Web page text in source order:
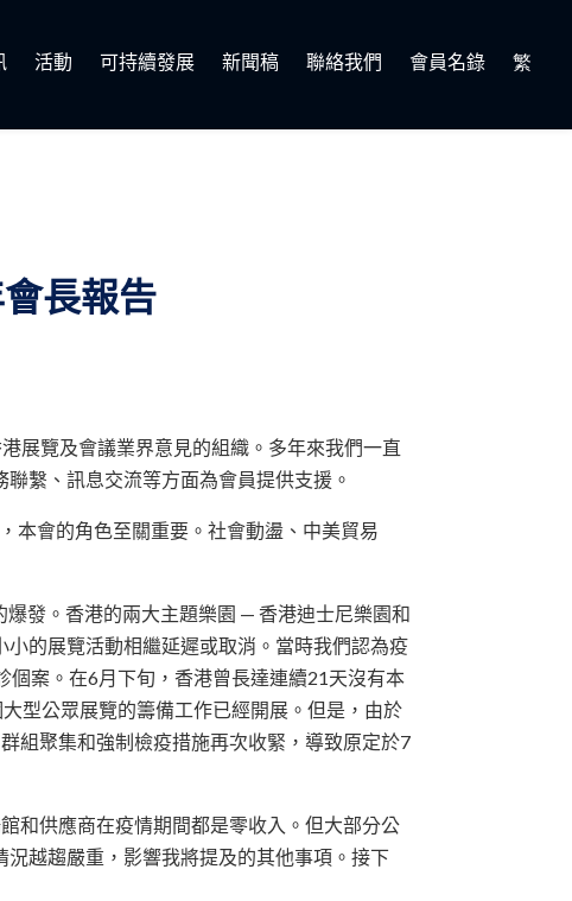
活動 可持續發展 新聞稿 聯絡我們 會員名錄 繁
長報告
展覽及會議業界意見的組織。多年來我們一直
繫、訊息交流等方面為會員提供支援。
本會的角色至關重要。社會動盪、中美貿易
發。香港的兩大主題樂園 — 香港迪士尼樂園和
的展覽活動相繼延遲或取消。當時我們認為疫
案。在6月下旬，香港曾長達連續21天沒有本
型公眾展覽的籌備工作已經開展。但是，由於
組聚集和強制檢疫措施再次收緊，導致原定於7
和供應商在疫情期間都是零收入。但大部分公
越趨嚴重，影響我將提及的其他事項。接下